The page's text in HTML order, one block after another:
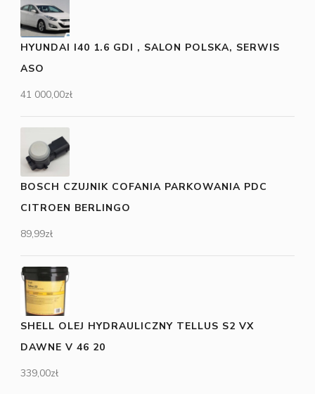
HYUNDAI I40 1.6 GDI , SALON POLSKA, SERWIS
ASO
41 000,00zł
BOSCH CZUJNIK COFANIA PARKOWANIA PDC
CITROEN BERLINGO
89,99zł
SHELL OLEJ HYDRAULICZNY TELLUS S2 VX
DAWNE V 46 20
339,00zł